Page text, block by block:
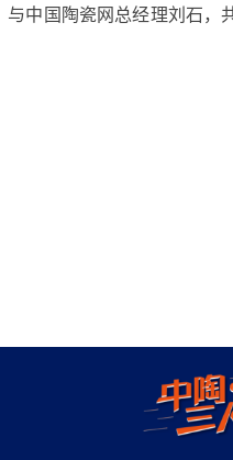
与中国陶瓷网总经理刘石，